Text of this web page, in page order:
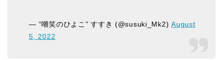
— “嘲笑のひよこ” すすき (@susuki_Mk2)August
5, 2022